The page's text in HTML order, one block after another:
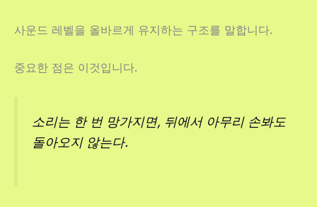
사운드 레벨을 올바르게 유지하는 구조를 말합니다.
중요한 점은 이것입니다.
소리는 한 번 망가지면, 뒤에서 아무리 손봐도
돌아오지 않는다.